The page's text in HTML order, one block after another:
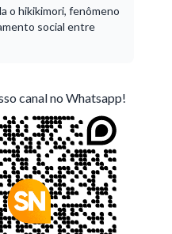
o hikikimori, fenômeno
social entre
canal no Whatsapp!